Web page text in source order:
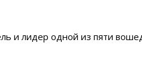
и лидер одной из пяти